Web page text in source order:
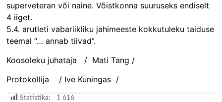
superveteran või naine. Võistkonna suuruseks endiselt
4 iiget.
5.4. arutleti vabariikliku jahimeeste kokkutuleku taiduse
teemal “… annab tiivad”.
Koosoleku juhataja / Mati Tang /
Protokollija / Ive Kuningas /
Statistika: 1 616